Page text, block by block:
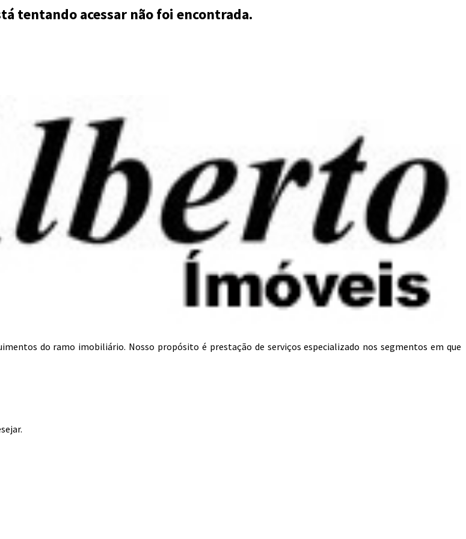
tentando acessar não foi encontrada.
do ramo imobiliário. Nosso propósito é prestação de serviços especializado nos segmentos em que